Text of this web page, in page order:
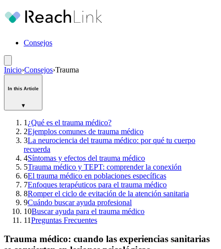
Consejos
Inicio›Consejos›Trauma
In this Article
▾
1 ¿Qué es el trauma médico?
2Ejemplos comunes de trauma médico
3La neurociencia del trauma médico: por qué tu cuerpo
recuerda
4Síntomas y efectos del trauma médico
5Trauma médico y TEPT: comprender la conexión
6El trauma médico en poblaciones específicas
7Enfoques terapéuticos para el trauma médico
8Romper el ciclo de evitación de la atención sanitaria
9Cuándo buscar ayuda profesional
10Buscar ayuda para el trauma médico
11Preguntas Frecuentes
Trauma médico: cuando las experiencias sanitarias